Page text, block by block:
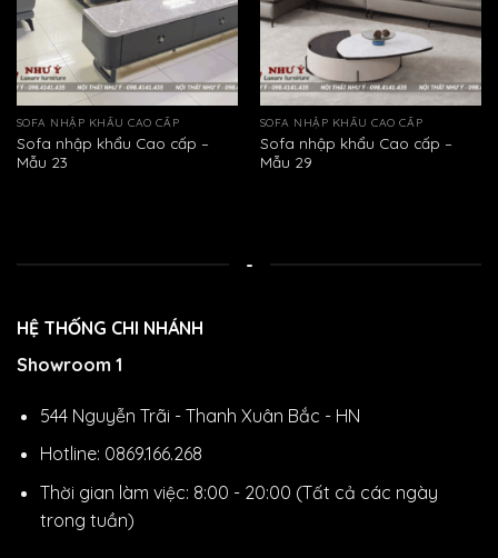
SOFA NHẬP KHẨU CAO CẤP
Sofa nhập khẩu Cao cấp –
Mẫu 23
SOFA NHẬP KHẨU CAO CẤP
Sofa nhập khẩu Cao cấp –
Mẫu 29
-
HỆ THỐNG CHI NHÁNH
Showroom 1
544 Nguyễn Trãi - Thanh Xuân Bắc - HN
Hotline: 0869.166.268
Thời gian làm việc: 8:00 - 20:00 (Tất cả các ngày
trong tuần)